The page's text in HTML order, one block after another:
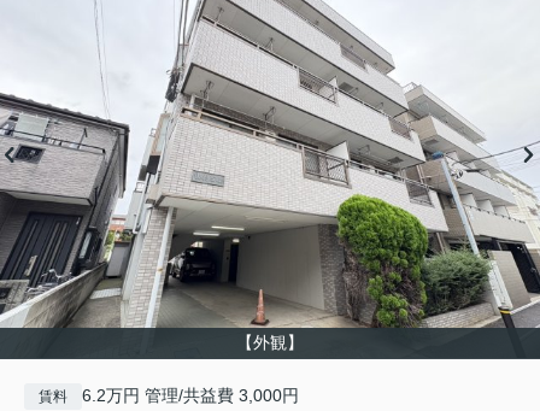
【外観】
賃料 6.2万円 管理/共益費 3,000円